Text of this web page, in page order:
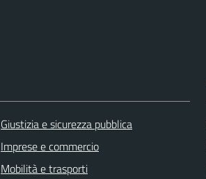
Giustizia e sicurezza pubblica
Imprese e commercio
Mobilità e trasporti